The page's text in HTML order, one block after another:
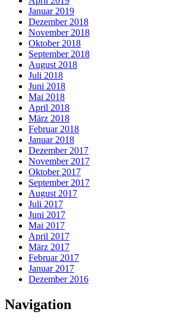
Januar 2019
Dezember 2018
November 2018
Oktober 2018
September 2018
August 2018
Juli 2018
Juni 2018
Mai 2018
April 2018
März 2018
Februar 2018
Januar 2018
Dezember 2017
November 2017
Oktober 2017
September 2017
August 2017
Juli 2017
Juni 2017
Mai 2017
April 2017
März 2017
Februar 2017
Januar 2017
Dezember 2016
Navigation